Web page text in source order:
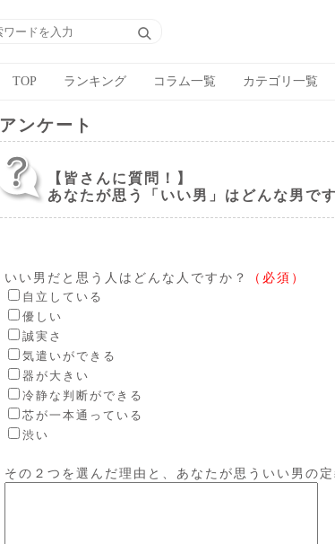
TOP ランキング コラム一覧 カテゴリ一覧
アンケート
【皆さんに質問！】
あなたが思う「いい男」はどんな男で
いい男だと思う人はどんな人ですか？ （必須）
自立している
優しい
誠実さ
気遣いができる
器が大きい
冷静な判断ができる
芯が一本通っている
渋い
その２つを選んだ理由と、あなたが思ういい男の定